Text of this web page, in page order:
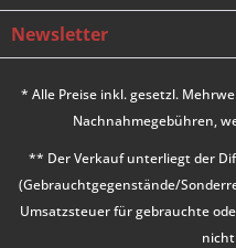
Newsletter
* Alle Preise inkl. gesetzl.
Nachnahmegebühren,
** Der Verkauf unterliegt der
(Gebrauchtgegenstände/
Umsatzsteuer für gebrauchte